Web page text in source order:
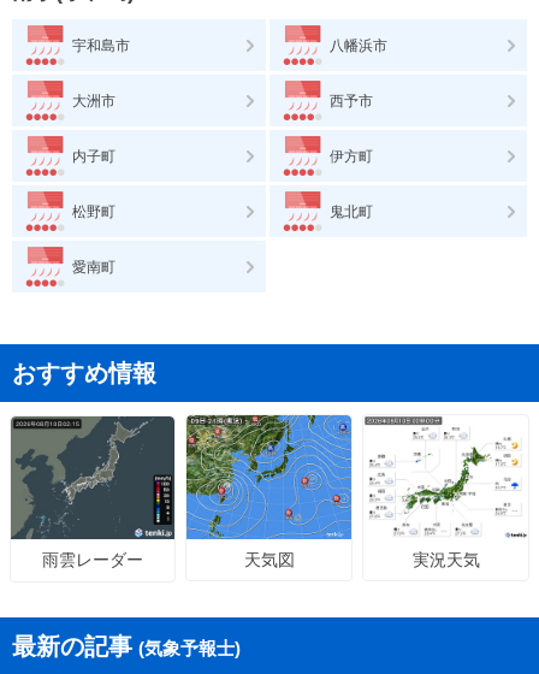
宇和島市 八幡浜市
大洲市 西予市
内子町 伊方町
松野町 鬼北町
愛南町
おすすめ情報
雨雲レーダー 天気図 実況天気
最新の記事 (気象予報士)